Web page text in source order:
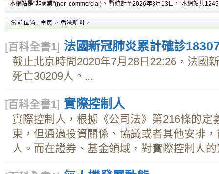
本網站是"非商業"(non-commercial)。 暫統計至2026年3月13日， 本網站共
當前位置: 主页 > 香港新聞 >
[百科全書1] 法國新冠肺炎累計確診
截止北京時間2020年7月28日22:26，法國
死亡30209人。...
[百科全書1] 實際控制人
實際控制人，根據《公司法》第216條的定
東，但通過投資關係、協議或者其他安排
人。而在證券、基金領域，對實際控制人